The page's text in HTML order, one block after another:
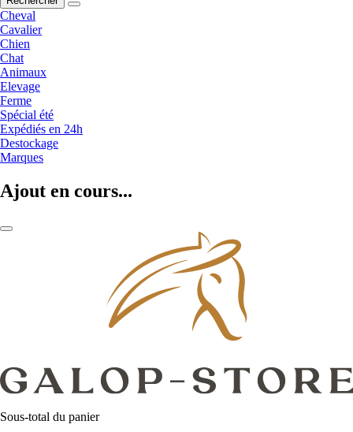
Cheval
Cavalier
Chien
Chat
Animaux
Elevage
Ferme
Spécial été
Expédiés en 24h
Destockage
Marques
Ajout en cours...
Sous-total du panier